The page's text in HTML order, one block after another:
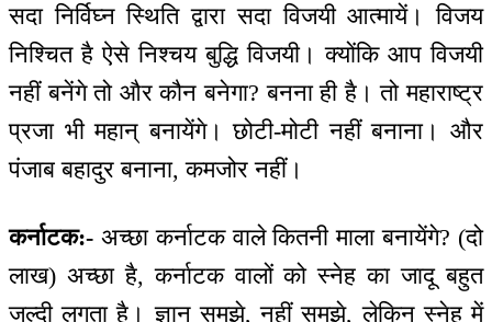
सदा निर्विघ्न स्थिति द्वारा सदा विजयी आत्मायें। विजय
निश्चित है ऐसे निश्चय बुद्धि विजयी। क्योंकि आप विजयी
नहीं बनेंगे तो और कौन बनेगा? बनना ही है। तो महाराष्ट्र
प्रजा भी महान् बनायेंगे। छोटी-मोटी नहीं बनाना। और
पंजाब बहादुर बनाना, कमजोर नहीं।
कर्नाटक:- अच्छा कर्नाटक वाले कितनी माला बनायेंगे? (दो
लाख) अच्छा है, कर्नाटक वालों को स्नेह का जादू बहुत
जल्दी लगता है। ज्ञान समझे, नहीं समझे, लेकिन स्नेह में